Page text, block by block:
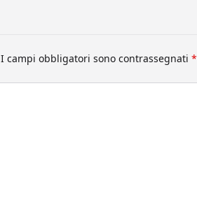
I campi obbligatori sono contrassegnati*